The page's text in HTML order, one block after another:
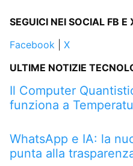
SEGUICI NEI SOCIAL FB E
Facebook
X
ULTIME NOTIZIE
Il Computer
funziona a
WhatsApp e IA: la
punta alla